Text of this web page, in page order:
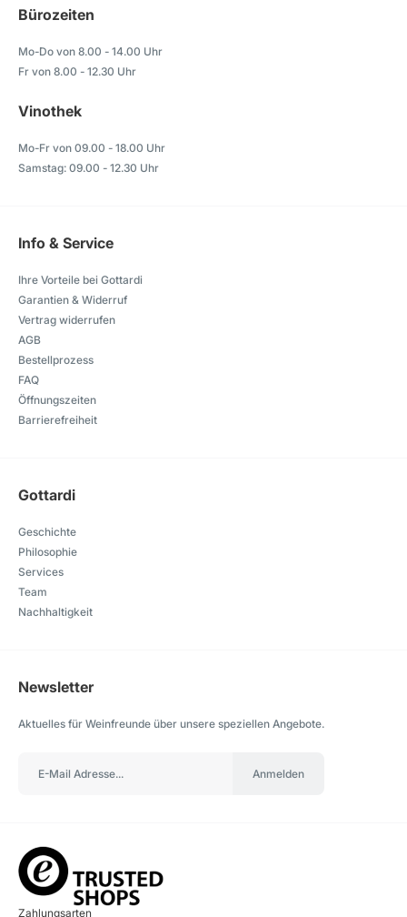
Bürozeiten
Mo-Do von 8.00 - 14.00 Uhr
Fr von 8.00 - 12.30 Uhr
Vinothek
Mo-Fr von 09.00 - 18.00 Uhr
Samstag: 09.00 - 12.30 Uhr
Info & Service
Ihre Vorteile bei Gottardi
Garantien & Widerruf
Vertrag widerrufen
AGB
Bestellprozess
FAQ
Öffnungszeiten
Barrierefreiheit
Gottardi
Geschichte
Philosophie
Services
Team
Nachhaltigkeit
Newsletter
Aktuelles für Weinfreunde über unsere speziellen Angebote.
Anmelden
Zahlungsarten